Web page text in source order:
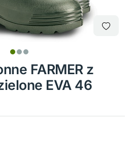
FARMER z
EVA 46